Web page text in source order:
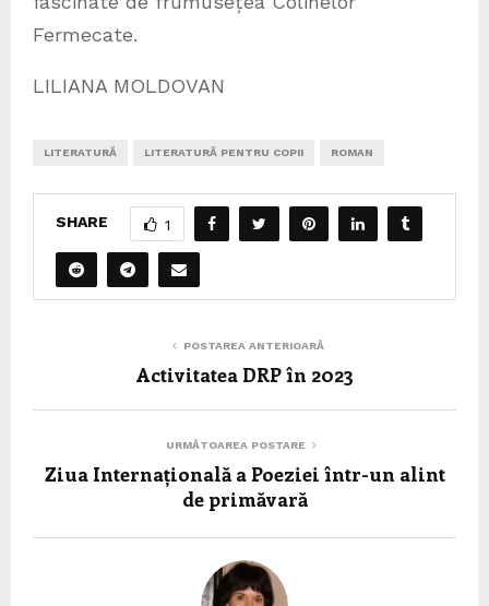
Fermecate.
LILIANA MOLDOVAN
LITERATURĂ LITERATURĂ PENTRU COPII ROMAN
SHARE 1
POSTAREA ANTERIOARĂ
Activitatea DRP în 2023
URMĂTOAREA POSTARE
Ziua Internațională a Poeziei într-un alint
de primăvară